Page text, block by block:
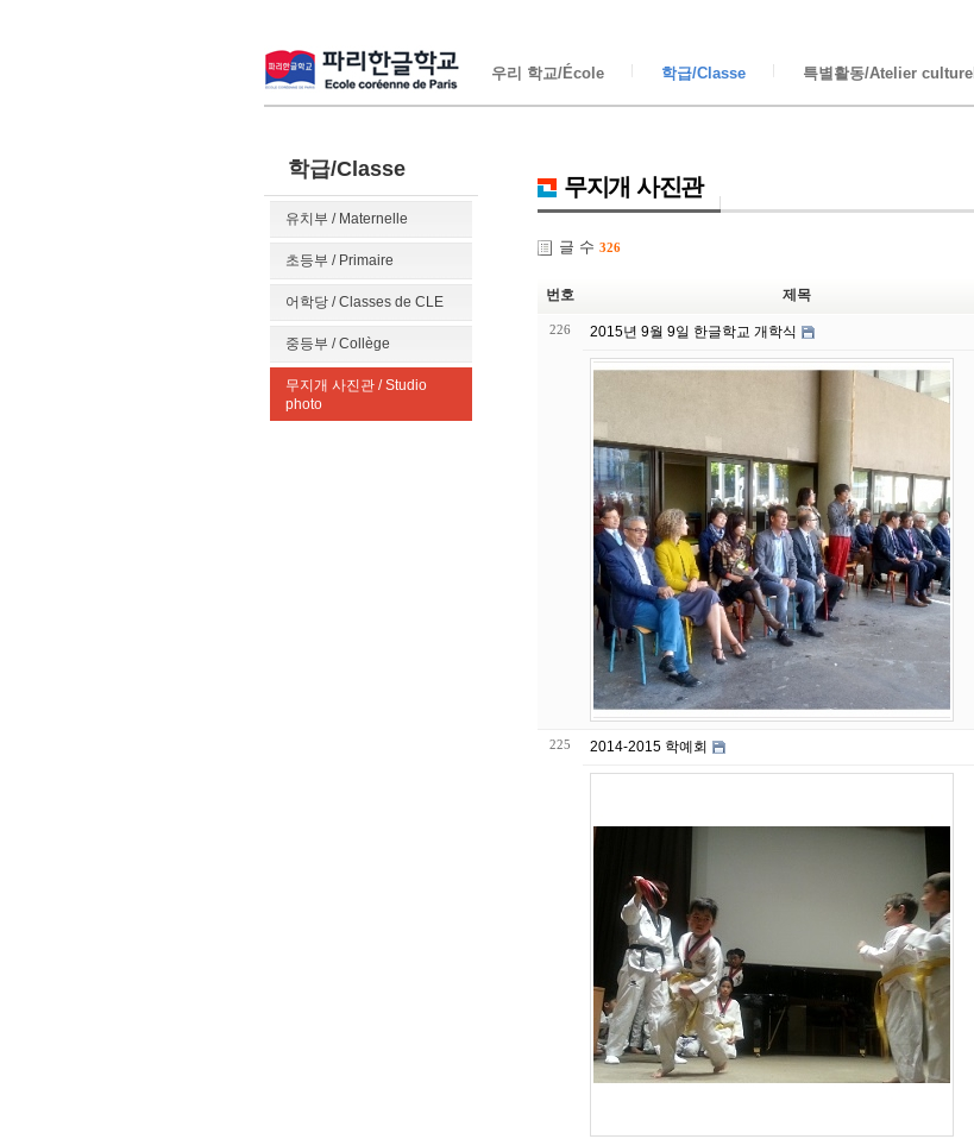
우리 학교/École 학급/Classe 특별활동/Atelier culturel
학급/Classe
유치부 / Maternelle
초등부 / Primaire
어학당 / Classes de CLE
중등부 / Collège
무지개 사진관 / Studio
photo
무지개 사진관
글 수 326
번호 제목
226 2015년 9월 9일 한글학교 개학식
225 2014-2015 학예회